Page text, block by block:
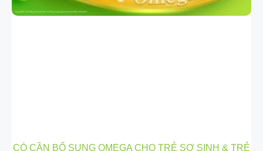
CÓ CẦN BỔ SUNG OMEGA CHO TRẺ SƠ SINH & TRẺ